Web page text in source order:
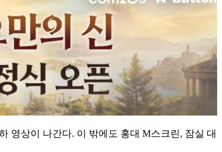
영상이 나간다. 이 밖에도 홍대 M스크린, 잠실 대